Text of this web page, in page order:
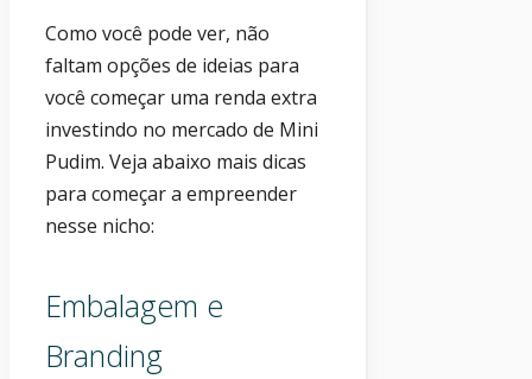
Como você pode ver, não
faltam opções de ideias para
você começar uma renda extra
investindo no mercado de Mini
Pudim. Veja abaixo mais dicas
para começar a empreender
nesse nicho:
Embalagem e
Branding